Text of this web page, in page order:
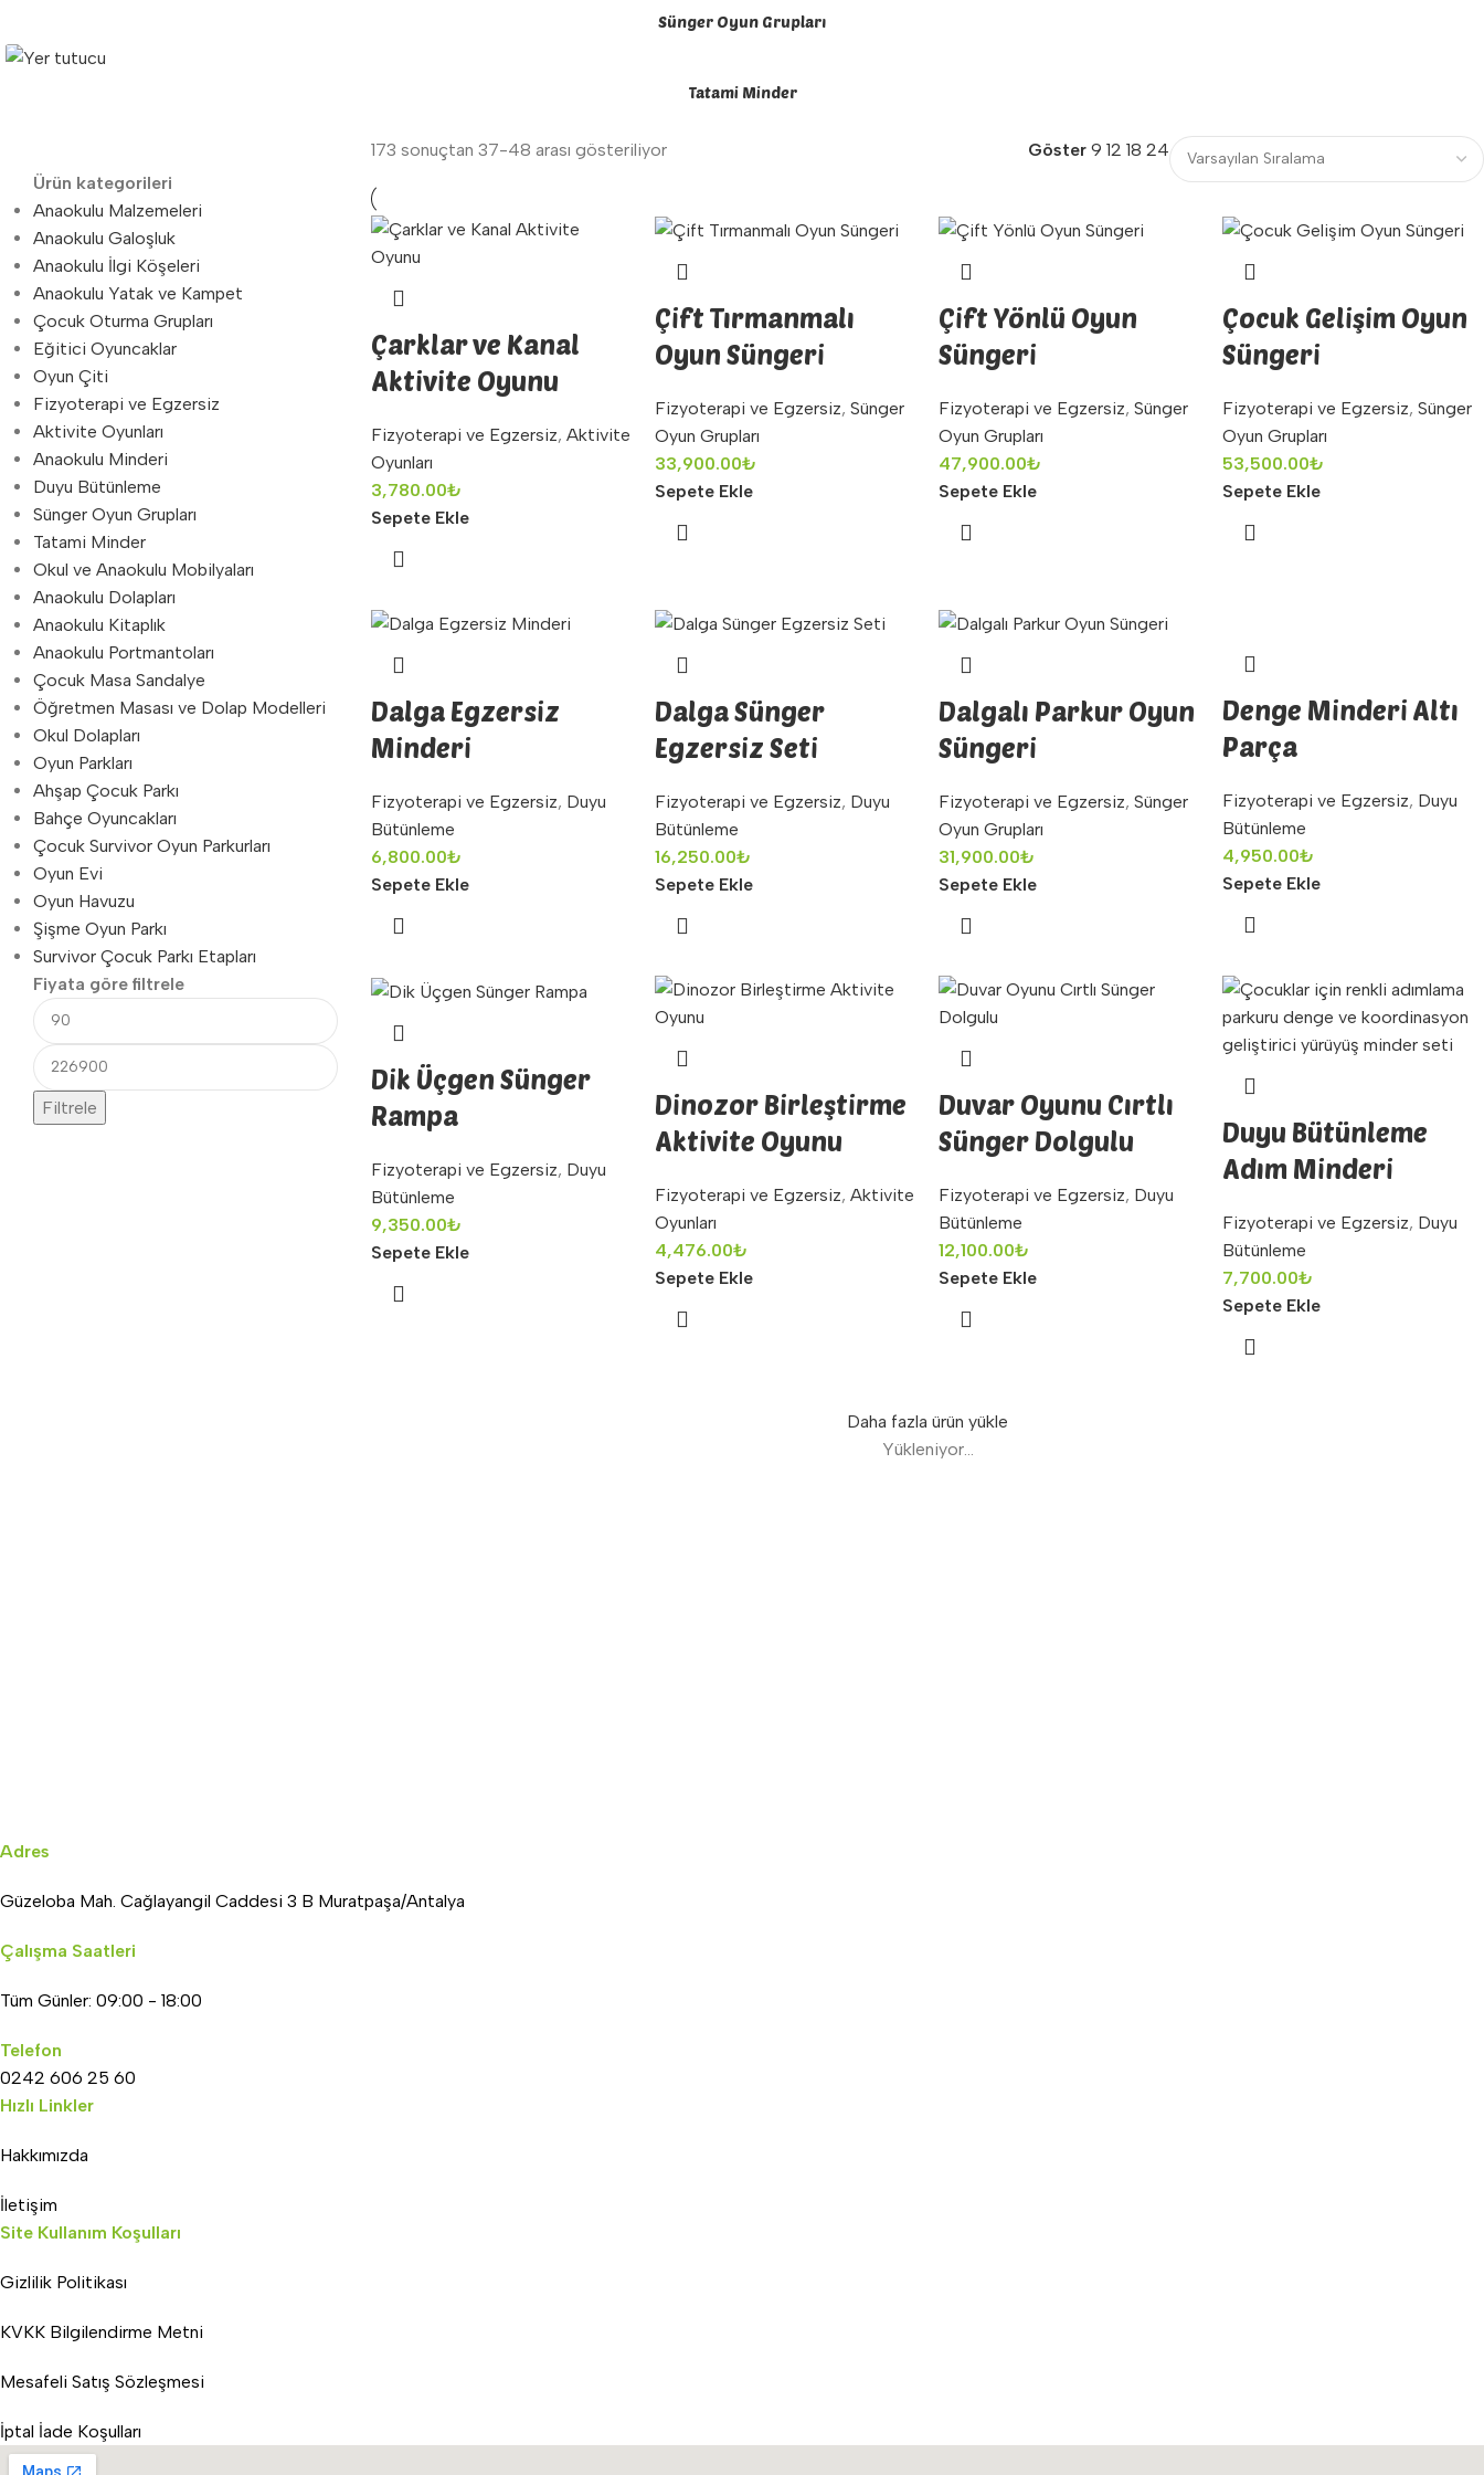
Sünger Oyun Grupları
Tatami Minder
Ürün kategorileri
Anaokulu Malzemeleri
Anaokulu Galoşluk
Anaokulu İlgi Köşeleri
Anaokulu Yatak ve Kampet
Çocuk Oturma Grupları
Eğitici Oyuncaklar
Oyun Çiti
Fizyoterapi ve Egzersiz
Aktivite Oyunları
Anaokulu Minderi
Duyu Bütünleme
Sünger Oyun Grupları
Tatami Minder
Okul ve Anaokulu Mobilyaları
Anaokulu Dolapları
Anaokulu Kitaplık
Anaokulu Portmantoları
Çocuk Masa Sandalye
Öğretmen Masası ve Dolap Modelleri
Okul Dolapları
Oyun Parkları
Ahşap Çocuk Parkı
Bahçe Oyuncakları
Çocuk Survivor Oyun Parkurları
Oyun Evi
Oyun Havuzu
Şişme Oyun Parkı
Survivor Çocuk Parkı Etapları
Fiyata göre filtrele
Filtrele
173 sonuçtan 37-48 arası gösteriliyor Göster 9 12 18 24
Çarklar ve Kanal
Aktivite Oyunu
Fizyoterapi ve Egzersiz, Aktivite
Oyunları
3,780.00₺
Sepete Ekle
Çift Tırmanmalı
Oyun Süngeri
Fizyoterapi ve Egzersiz, Sünger
Oyun Grupları
33,900.00₺
Sepete Ekle
Çift Yönlü Oyun
Süngeri
Fizyoterapi ve Egzersiz, Sünger
Oyun Grupları
47,900.00₺
Sepete Ekle
Çocuk Gelişim Oyun
Süngeri
Fizyoterapi ve Egzersiz, Sünger
Oyun Grupları
53,500.00₺
Sepete Ekle
Dalga Egzersiz
Minderi
Fizyoterapi ve Egzersiz, Duyu
Bütünleme
6,800.00₺
Sepete Ekle
Dalga Sünger
Egzersiz Seti
Fizyoterapi ve Egzersiz, Duyu
Bütünleme
16,250.00₺
Sepete Ekle
Dalgalı Parkur Oyun
Süngeri
Fizyoterapi ve Egzersiz, Sünger
Oyun Grupları
31,900.00₺
Sepete Ekle
Denge Minderi Altı
Parça
Fizyoterapi ve Egzersiz, Duyu
Bütünleme
4,950.00₺
Sepete Ekle
Dik Üçgen Sünger
Rampa
Fizyoterapi ve Egzersiz, Duyu
Bütünleme
9,350.00₺
Sepete Ekle
Dinozor Birleştirme
Aktivite Oyunu
Fizyoterapi ve Egzersiz, Aktivite
Oyunları
4,476.00₺
Sepete Ekle
Duvar Oyunu Cırtlı
Sünger Dolgulu
Fizyoterapi ve Egzersiz, Duyu
Bütünleme
12,100.00₺
Sepete Ekle
Duyu Bütünleme
Adım Minderi
Fizyoterapi ve Egzersiz, Duyu
Bütünleme
7,700.00₺
Sepete Ekle
Daha fazla ürün yükle
Yükleniyor...
Adres
Güzeloba Mah. Cağlayangil Caddesi 3 B Muratpaşa/Antalya
Çalışma Saatleri
Tüm Günler: 09:00 - 18:00
Telefon
0242 606 25 60
Hızlı Linkler
Hakkımızda
İletişim
Site Kullanım Koşulları
Gizlilik Politikası
KVKK Bilgilendirme Metni
Mesafeli Satış Sözleşmesi
İptal İade Koşulları